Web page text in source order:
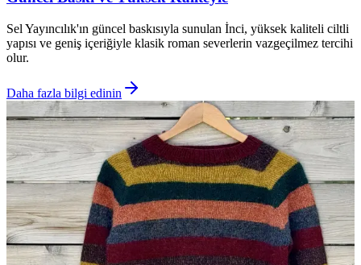
Sel Yayıncılık'ın güncel baskısıyla sunulan İnci, yüksek kaliteli ciltli
yapısı ve geniş içeriğiyle klasik roman severlerin vazgeçilmez tercihi
olur.
Daha fazla bilgi edinin